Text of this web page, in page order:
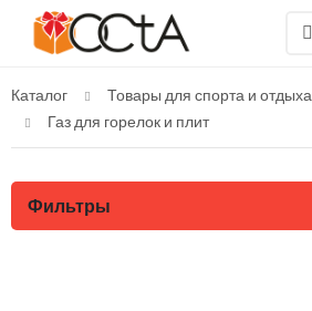
Каталог Товары для спорта и отдыха
Газ для горелок и плит
Фильтры